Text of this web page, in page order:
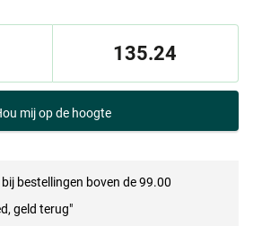
135.24
mij op de hoogte
bestellingen boven de 99.00
geld terug"